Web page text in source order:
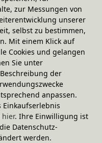
zur Messungen von
unserer
selbst zu bestimmen,
Mit einem Klick auf
Cookies und gelangen
Sie unter
der
anpassen.
Einkaufserlebnis
hier. Ihre Einwilligung ist
Datenschutz-
werden.